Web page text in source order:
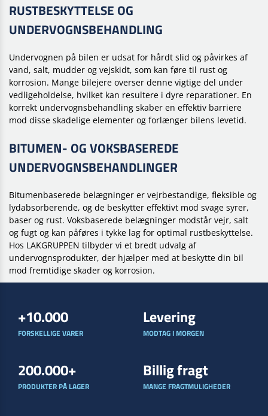
RUSTBESKYTTELSE OG
UNDERVOGNSBEHANDLING
Undervognen på bilen er udsat for hårdt slid og påvirkes af
vand, salt, mudder og vejskidt, som kan føre til rust og
korrosion. Mange bilejere overser denne vigtige del under
vedligeholdelse, hvilket kan resultere i dyre reparationer. En
korrekt undervognsbehandling skaber en effektiv barriere
mod disse skadelige elementer og forlænger bilens levetid.
BITUMEN- OG VOKSBASEREDE
UNDERVOGNSBEHANDLINGER
Bitumenbaserede belægninger er vejrbestandige, fleksible og
lydabsorberende, og de beskytter effektivt mod svage syrer,
baser og rust. Voksbaserede belægninger modstår vejr, salt
og fugt og kan påføres i tykke lag for optimal rustbeskyttelse.
Hos LAKGRUPPEN tilbyder vi et bredt udvalg af
undervognsprodukter, der hjælper med at beskytte din bil
mod fremtidige skader og korrosion.
+10.000
FORSKELLIGE VARER
Levering
MODTAG I MORGEN
200.000+
PRODUKTER PÅ LAGER
Billig fragt
MANGE FRAGTMULIGHEDER